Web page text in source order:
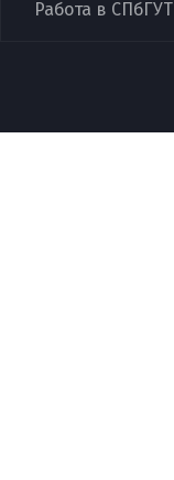
Работа в СПбГУТ